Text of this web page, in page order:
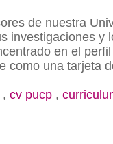
de nuestra
investigaciones y
en el
como una tarjeta
, cv pucp ,